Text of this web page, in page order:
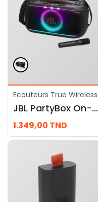
Ecouteurs True Wireless
JBL PartyBox On-the-Go 2
1.349,00 TND